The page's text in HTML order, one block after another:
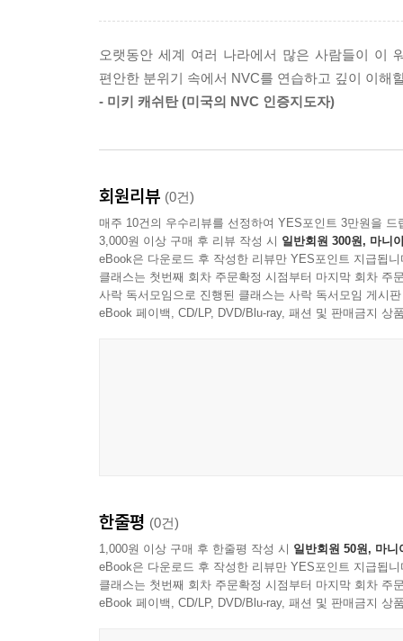
오랫동안 세계 여러 나라에서 많은 사람들이 이
편안한 분위기 속에서 NVC를 연습하고 깊이 이해
- 미키 캐쉬탄 (미국의 NVC 인증지도자)
회원리뷰 (0건)
매주 10건의 우수리뷰를 선정하여 YES포인트 3만원을 드
3,000원 이상 구매 후 리뷰 작성 시 일반회원 300원, 마니
eBook은 다운로드 후 작성한 리뷰만 YES포인트 지급됩니
클래스는 첫번째 회차 주문확정 시점부터 마지막 회차 주
사락 독서모임으로 진행된 클래스는 사락 독서모임 게시
eBook 페이백, CD/LP, DVD/Blu-ray, 패션 및 판매금지 상
한줄평 (0건)
1,000원 이상 구매 후 한줄평 작성 시 일반회원 50원, 마니
eBook은 다운로드 후 작성한 리뷰만 YES포인트 지급됩니
클래스는 첫번째 회차 주문확정 시점부터 마지막 회차 주
eBook 페이백, CD/LP, DVD/Blu-ray, 패션 및 판매금지 상